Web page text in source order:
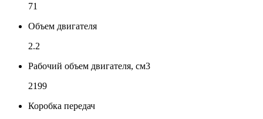
71
Объем двигателя
2.2
Рабочий объем двигателя, см3
2199
Коробка передач